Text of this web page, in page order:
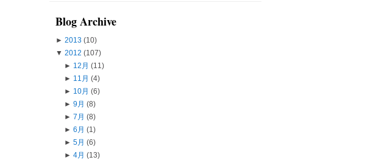
Blog Archive
► 2013 (10)
▼ 2012 (107)
► 12月 (11)
► 11月 (4)
► 10月 (6)
► 9月 (8)
► 7月 (8)
► 6月 (1)
► 5月 (6)
► 4月 (13)